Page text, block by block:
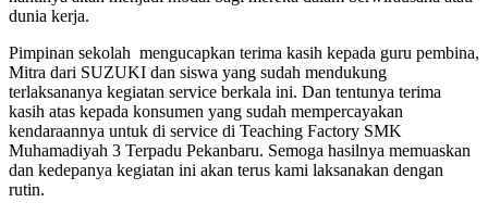
dunia kerja.
Pimpinan sekolah mengucapkan terima kasih kepada guru pembina,
Mitra dari SUZUKI dan siswa yang sudah mendukung
terlaksananya kegiatan service berkala ini. Dan tentunya terima
kasih atas kepada konsumen yang sudah mempercayakan
kendaraannya untuk di service di Teaching Factory SMK
Muhamadiyah 3 Terpadu Pekanbaru. Semoga hasilnya memuaskan
dan kedepanya kegiatan ini akan terus kami laksanakan dengan
rutin.